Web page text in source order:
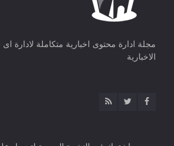
مجلة ادارة محتوى اخبارية متكاملة لادارة
الاخبارية